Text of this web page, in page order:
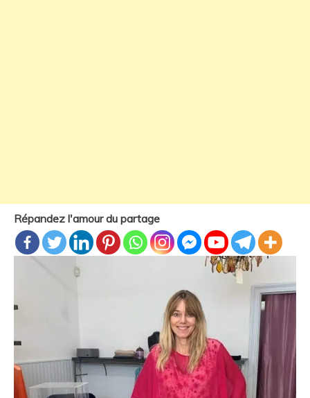
Répandez l'amour du partage